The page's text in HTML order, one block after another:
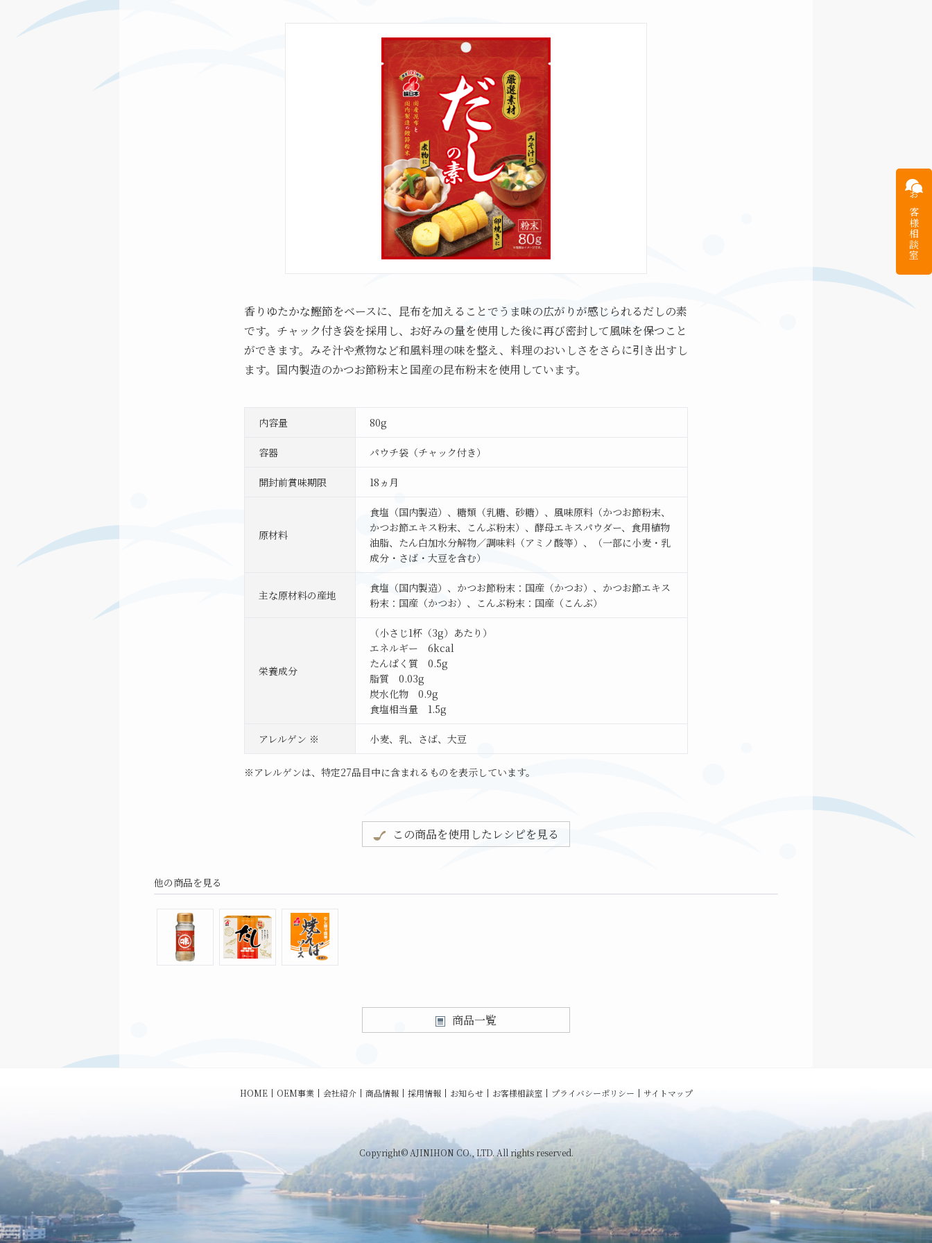
香りゆたかな鰹節をベースに、昆布を加えることでうま味の広がりが感じられるだしの素
です。チャック付き袋を採用し、お好みの量を使用した後に再び密封して風味を保つこと
ができます。みそ汁や煮物など和風料理の味を整え、料理のおいしさをさらに引き出すし
ます。国内製造のかつお節粉末と国産の昆布粉末を使用しています。
内容量 80g
容器 パウチ袋（チャック付き）
開封前賞味期限 18ヵ月
原材料
食塩（国内製造）、糖類（乳糖、砂糖）、風味原料（かつお節粉末、
かつお節エキス粉末、こんぶ粉末）、酵母エキスパウダー、食用植物
油脂、たん白加水分解物／調味料（アミノ酸等）、（一部に小麦・乳
成分・さば・大豆を含む）
主な原材料の産地
食塩（国内製造）、かつお節粉末：国産（かつお）、かつお節エキス
粉末：国産（かつお）、こんぶ粉末：国産（こんぶ）
栄養成分
（小さじ1杯（3g）あたり）
エネルギー 6kcal
たんぱく質 0.5g
脂質 0.03g
炭水化物 0.9g
食塩相当量 1.5g
アレルゲン ※ 小麦、乳、さば、大豆
※アレルゲンは、特定27品目中に含まれるものを表示しています。
この商品を使用したレシピを見る
他の商品を見る
商品一覧
HOME OEM事業 会社紹介 商品情報 採用情報 お知らせ お客様相談室 プライバシーポリシー サイトマップ
Copyright© AJINIHON CO., LTD. All rights reserved.
お客様
相談室